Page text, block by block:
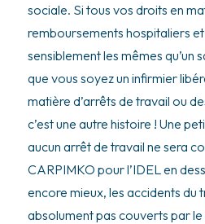
sociale. Si tous vos droits en
remboursements hospitaliers
sensiblement les mêmes qu’un
que vous soyez un infirmier
matière d’arrêts de travail ou
c’est une autre histoire ! Une
aucun arrêt de travail ne sera
CARPIMKO pour l’IDEL en
encore mieux, les accidents du
absolument pas couverts par